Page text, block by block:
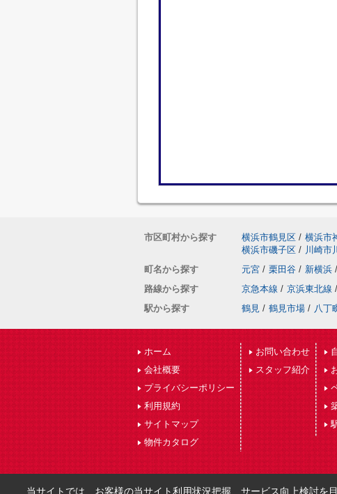
市区町村から探す 横浜市鶴見区 / 横浜市
横浜市磯子区 / 川崎市
町名から探す
元宮 / 栗田谷 / 新横浜 /
路線から探す
京急本線 / 京浜東北線 /
駅から探す
鶴見 / 鶴見市場 / 八丁
ホーム
会社概要
プライバシーポリシー
利用規約
サイトマップ
物件カタログ
お問い合わせ
スタッフ紹介
当サイトでは、お客様の当サイト利用状況把握、サービス向上検討を